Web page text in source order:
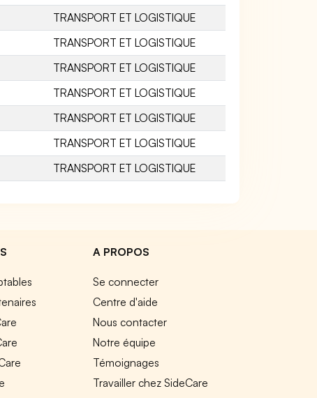
TRANSPORT ET LOGISTIQUE
TRANSPORT ET LOGISTIQUE
TRANSPORT ET LOGISTIQUE
TRANSPORT ET LOGISTIQUE
TRANSPORT ET LOGISTIQUE
TRANSPORT ET LOGISTIQUE
TRANSPORT ET LOGISTIQUE
A PROPOS
Se connecter
Centre d'aide
Nous contacter
Notre équipe
Témoignages
Travailler chez SideCare